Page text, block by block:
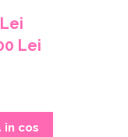
Lei
in cos